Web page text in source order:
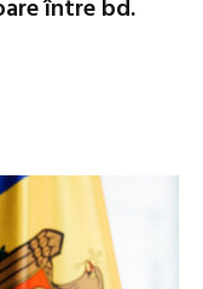
între bd.